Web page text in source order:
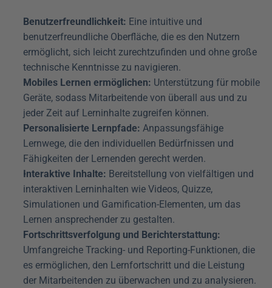
Benutzerfreundlichkeit: Eine intuitive und
benutzerfreundliche Oberfläche, die es den Nutzern
ermöglicht, sich leicht zurechtzufinden und ohne große
technische Kenntnisse zu navigieren.
Mobiles Lernen ermöglichen: Unterstützung für mobile
Geräte, sodass Mitarbeitende von überall aus und zu
jeder Zeit auf Lerninhalte zugreifen können.
Personalisierte Lernpfade: Anpassungsfähige
Lernwege, die den individuellen Bedürfnissen und
Fähigkeiten der Lernenden gerecht werden.
Interaktive Inhalte: Bereitstellung von vielfältigen und
interaktiven Lerninhalten wie Videos, Quizze,
Simulationen und Gamification-Elementen, um das
Lernen ansprechender zu gestalten.
Fortschrittsverfolgung und Berichterstattung:
Umfangreiche Tracking- und Reporting-Funktionen, die
es ermöglichen, den Lernfortschritt und die Leistung
der Mitarbeitenden zu überwachen und zu analysieren.